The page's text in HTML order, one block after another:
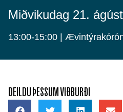
Miðvikudag 21. ágúst
13:00-15:00 |
DEILDU ÞESSUM VIÐBURÐI